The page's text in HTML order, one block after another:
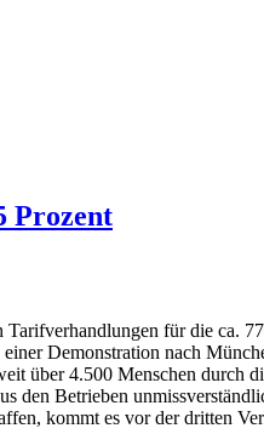
Prozent
Tarifverhandlungen für die ca.
Demonstration nach
über 4.500 Menschen durch
den Betrieben
kommt es vor der dritten